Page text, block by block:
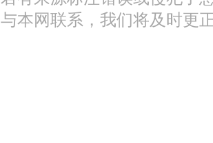
与本网联系，我们将及时更